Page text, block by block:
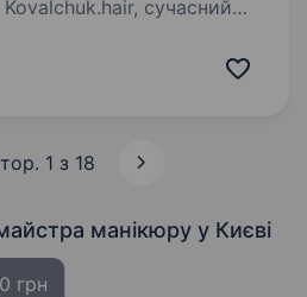
та клієнтів, для яких
1 з 18
манікюру у Києві
грн